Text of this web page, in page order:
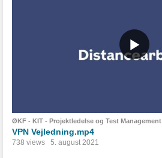
ØKF - KIT - Projektledelse og Test Management
VPN Vejledning.mp4
738 views 5. august 2021